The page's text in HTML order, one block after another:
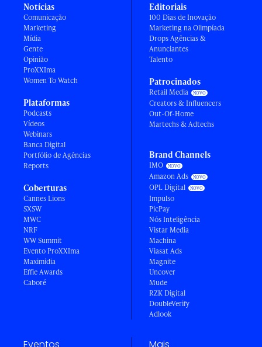
Notícias
Comunicação
Marketing
Mídia
Gente
Opinião
ProXXIma
Women To Watch
Plataformas
Podcasts
Vídeos
Webinars
Banca Digital
Portfólio de Agências
Reports
Coberturas
Cannes Lions
SXSW
MWC
NRF
WW Summit
Evento ProXXIma
Maximídia
Effie Awards
Caboré
Editoriais
100 Dias de Inovação
Marketing na Olimpíada
Drops Agências &
Anunciantes
Talento
Patrocinados
Retail Media
Creators & Influencers
Out-Of-Home
Martechs & Adtechs
Brand Channels
IMO
Amazon Ads
OPL Digital
Impulso
PicPay
Nós Inteligência
Vistar Media
Machina
Viasat Ads
Magnite
Uncover
Mude
RZK Digital
DoubleVerify
Adlook
Eventos Mais